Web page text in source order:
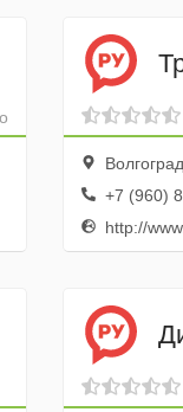
+7 (960)
http://